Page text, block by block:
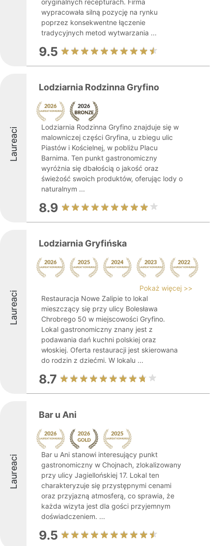
oryginalnych recepturach. Firma
wypracowała silną pozycję na rynku
poprzez konsekwentne łączenie
tradycyjnych metod wytwarzania ...
9.5
Laureaci
Lodziarnia Rodzinna Gryfino
Lodziarnia Rodzinna Gryfino znajduje się w
malowniczej części Gryfina, u zbiegu ulic
Piastów i Kościelnej, w pobliżu Placu
Barnima. Ten punkt gastronomiczny
wyróżnia się dbałością o jakość oraz
świeżość swoich produktów, oferując lody o
naturalnym ...
8.9
Laureaci
Lodziarnia Gryfińska
Pokaż więcej >>
Restauracja Nowe Zalipie to lokal
mieszczący się przy ulicy Bolesława
Chrobrego 50 w miejscowości Gryfino.
Lokal gastronomiczny znany jest z
podawania dań kuchni polskiej oraz
włoskiej. Oferta restauracji jest skierowana
do rodzin z dziećmi. W lokalu ...
8.7
Laureaci
Bar u Ani
Bar u Ani stanowi interesujący punkt
gastronomiczny w Chojnach, zlokalizowany
przy ulicy Jagiellońskiej 17. Lokal ten
charakteryzuje się przystępnymi cenami
oraz przyjazną atmosferą, co sprawia, że
każda wizyta jest dla gości przyjemnym
doświadczeniem. ...
9.5